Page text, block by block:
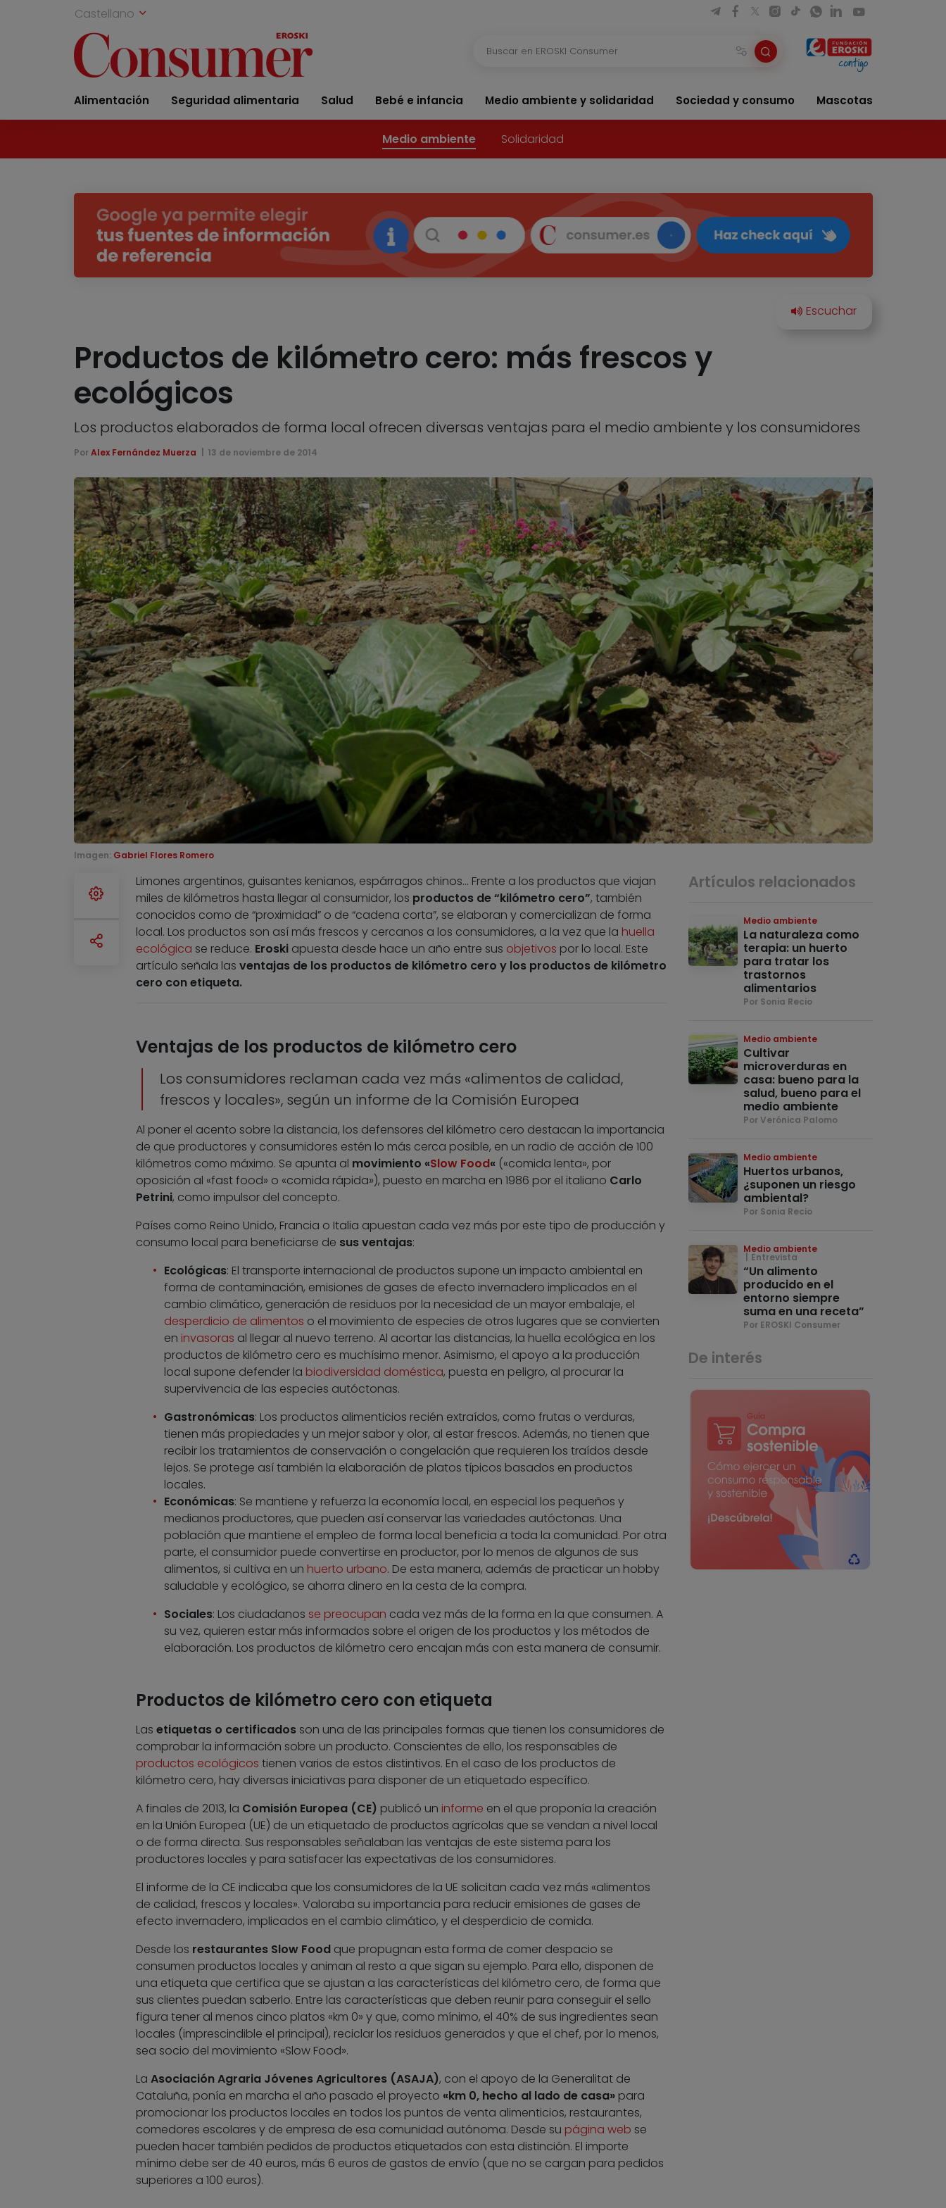
Castellano
Alimentación Seguridad alimentaria Salud Bebé e infancia Medio ambiente y solidaridad Sociedad y consumo Mascotas
Medio ambiente Solidaridad
Productos de kilómetro cero: más frescos y
ecológicos
Los productos elaborados de forma local ofrecen diversas ventajas para el medio ambiente y los consumidores
Por Alex Fernández Muerza 13 de noviembre de 2014
Imagen: Gabriel Flores Romero
Limones argentinos, guisantes kenianos, espárragos chinos… Frente a los productos que viajan
miles de kilómetros hasta llegar al consumidor, los productos de “kilómetro cero”, también
conocidos como de “proximidad” o de “cadena corta”, se elaboran y comercializan de forma
local. Los productos son así más frescos y cercanos a los consumidores, a la vez que la huella
ecológica se reduce. Eroskiapuesta desde hace un año entre sus objetivos por lo local. Este
artículo señala las ventajas de los productos de kilómetro cero y los productos de kilómetro
cero con etiqueta.
Ventajas de los productos de kilómetro cero
Los consumidores reclaman cada vez más «alimentos de calidad,
frescos y locales», según un informe de la Comisión Europea
Al poner el acento sobre la distancia, los defensores del kilómetro cero destacan la importancia
de que productores y consumidores estén lo más cerca posible, en un radio de acción de 100
kilómetros como máximo. Se apunta al movimiento «Slow Food«(«comida lenta», por
oposición al «fast food» o «comida rápida»), puesto en marcha en 1986 por el italiano Carlo
Petrini, como impulsor del concepto.
Países como Reino Unido, Francia o Italia apuestan cada vez más por este tipo de producción y
consumo local para beneficiarse de sus ventajas:
Ecológicas: El transporte internacional de productos supone un impacto ambiental en
forma de contaminación, emisiones de gases de efecto invernadero implicados en el
cambio climático, generación de residuos por la necesidad de un mayor embalaje, el
desperdicio de alimentos o el movimiento de especies de otros lugares que se convierten
en invasoras al llegar al nuevo terreno. Al acortar las distancias, la huella ecológica en los
productos de kilómetro cero es muchísimo menor. Asimismo, el apoyo a la producción
local supone defender la biodiversidad doméstica, puesta en peligro, al procurar la
supervivencia de las especies autóctonas.
Gastronómicas: Los productos alimenticios recién extraídos, como frutas o verduras,
tienen más propiedades y un mejor sabor y olor, al estar frescos. Además, no tienen que
recibir los tratamientos de conservación o congelación que requieren los traídos desde
lejos. Se protege así también la elaboración de platos típicos basados en productos
locales.
Económicas: Se mantiene y refuerza la economía local, en especial los pequeños y
medianos productores, que pueden así conservar las variedades autóctonas. Una
población que mantiene el empleo de forma local beneficia a toda la comunidad. Por otra
parte, el consumidor puede convertirse en productor, por lo menos de algunos de sus
alimentos, si cultiva en un huerto urbano. De esta manera, además de practicar un hobby
saludable y ecológico, se ahorra dinero en la cesta de la compra.
Sociales: Los ciudadanos se preocupan cada vez más de la forma en la que consumen. A
su vez, quieren estar más informados sobre el origen de los productos y los métodos de
elaboración. Los productos de kilómetro cero encajan más con esta manera de consumir.
Productos de kilómetro cero con etiqueta
Las etiquetas o certificadosson una de las principales formas que tienen los consumidores de
comprobar la información sobre un producto. Conscientes de ello, los responsables de
productos ecológicos tienen varios de estos distintivos. En el caso de los productos de
kilómetro cero, hay diversas iniciativas para disponer de un etiquetado específico.
A finales de 2013, la Comisión Europea (CE) publicó un informe en el que proponía la creación
en la Unión Europea (UE) de un etiquetado de productos agrícolas que se vendan a nivel local
o de forma directa. Sus responsables señalaban las ventajas de este sistema para los
productores locales y para satisfacer las expectativas de los consumidores.
El informe de la CE indicaba que los consumidores de la UE solicitan cada vez más «alimentos
de calidad, frescos y locales». Valoraba su importancia para reducir emisiones de gases de
efecto invernadero, implicados en el cambio climático, y el desperdicio de comida.
Desde los restaurantes Slow Foodque propugnan esta forma de comer despacio se
consumen productos locales y animan al resto a que sigan su ejemplo. Para ello, disponen de
una etiqueta que certifica que se ajustan a las características del kilómetro cero, de forma que
sus clientes puedan saberlo. Entre las características que deben reunir para conseguir el sello
figura tener al menos cinco platos «km 0» y que, como mínimo, el 40% de sus ingredientes sean
locales (imprescindible el principal), reciclar los residuos generados y que el chef, por lo menos,
sea socio del movimiento «Slow Food».
La Asociación Agraria Jóvenes Agricultores (ASAJA), con el apoyo de la Generalitat de
Cataluña, ponía en marcha el año pasado el proyecto «km 0, hecho al lado de casa»para
promocionar los productos locales en todos los puntos de venta alimenticios, restaurantes,
comedores escolares y de empresa de esa comunidad autónoma. Desde su página web se
pueden hacer también pedidos de productos etiquetados con esta distinción. El importe
mínimo debe ser de 40 euros, más 6 euros de gastos de envío (que no se cargan para pedidos
superiores a 100 euros).
Artículos relacionados
Medio ambiente
La naturaleza como
terapia: un huerto
para tratar los
trastornos
alimentarios
Por Sonia Recio
Medio ambiente
Cultivar
microverduras en
casa: bueno para la
salud, bueno para el
medio ambiente
Por Verónica Palomo
Medio ambiente
Huertos urbanos,
¿suponen un riesgo
ambiental?
Por Sonia Recio
Medio ambiente
Entrevista
“Un alimento
producido en el
entorno siempre
suma en una receta”
Por EROSKI Consumer
De interés